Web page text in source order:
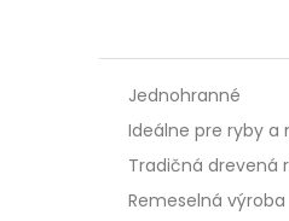
Jednohranné
Ideálne pre ryby a
Tradičná drevená
Remeselná výroba